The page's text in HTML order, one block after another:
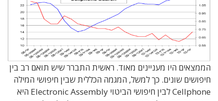
הממצאים היו מעניינים מאוד. ראשית התברר שיש תואם רב בין
חיפושים שונים. כך למשל, המגמה הכללית שבין חיפושי המילה
Cellphone לבין חיפושי הביטוי Electronic Assembly היא